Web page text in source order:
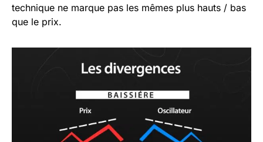
technique ne marque pas les mêmes plus hauts / bas
que le prix.